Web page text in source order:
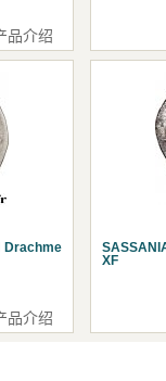
品介绍
Drachme
品介绍
XF